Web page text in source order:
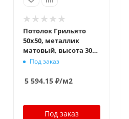
Потолок Грильято
50x50, металлик
матовый, высота 30
мм, ширина 5 мм
Под заказ
5 594.15 ₽/м2
Под заказ